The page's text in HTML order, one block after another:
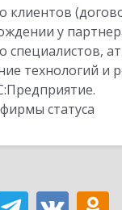
клиентов
у
специалистов,
технологий и
статуса